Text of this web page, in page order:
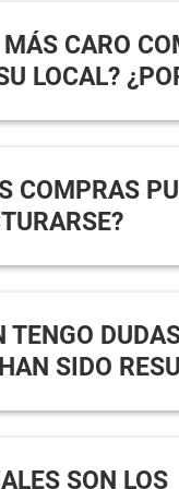
MÁS CARO
LOCAL?
COMPRAS
TENGO
SIDO
SON LOS